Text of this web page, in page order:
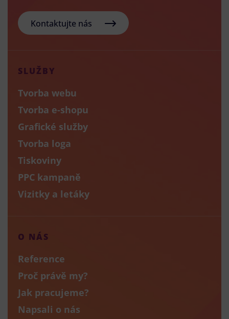
Kontaktujte nás
SLUŽBY
Tvorba webu
Tvorba e-shopu
Grafické služby
Tvorba loga
Tiskoviny
PPC kampaně
Vizitky a letáky
O NÁS
Reference
Proč právě my?
Jak pracujeme?
Napsali o nás